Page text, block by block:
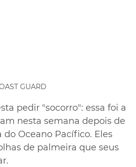
GUARD
pedir "socorro": essa foi a
nesta semana depois de
Oceano Pacífico. Eles
de palmeira que seus